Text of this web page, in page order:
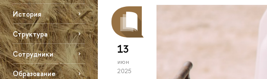
История
Структура
Сотрудники
Образование
13
июн
2025